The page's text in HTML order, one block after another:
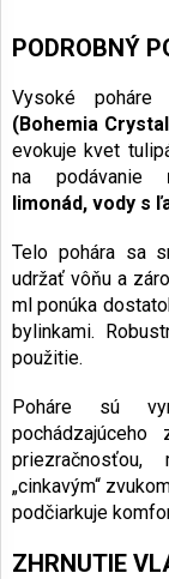
PODROBNÝ
Vysoké
(Bohemia
evokuje kvet
na podávanie
limonád, vody s
Telo pohára sa
udržať vôňu a
ml ponúka
bylinkami.
použitie.
Poháre sú
„cinkavým“
podčiarkuje
ZHRNUTIE